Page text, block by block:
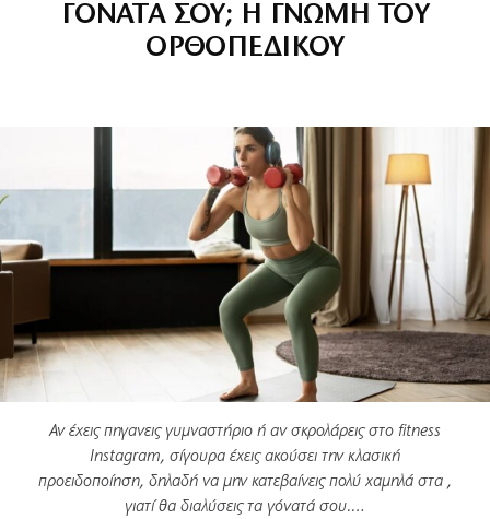
ΓΟΝΑΤΑ ΣΟΥ; Η ΓΝΩΜΗ ΤΟΥ
ΟΡΘΟΠΕΔΙΚΟΥ
Αν έχεις πηγανεις γυμναστήριο ή αν σκρολάρεις στο fitness
Instagram, σίγουρα έχεις ακούσει την κλασική
προειδοποίηση, δηλαδή να μην κατεβαίνεις πολύ χαμηλά στα ,
γιατί θα διαλύσεις τα γόνατά σου.…